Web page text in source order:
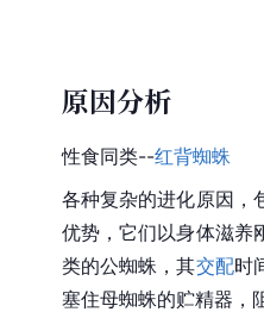
原因分析
性食同类--红背蜘蛛
各种复杂的进化原因，
优势，它们以身体滋养
类的公蜘蛛，其交配时
塞住母蜘蛛的贮精器，